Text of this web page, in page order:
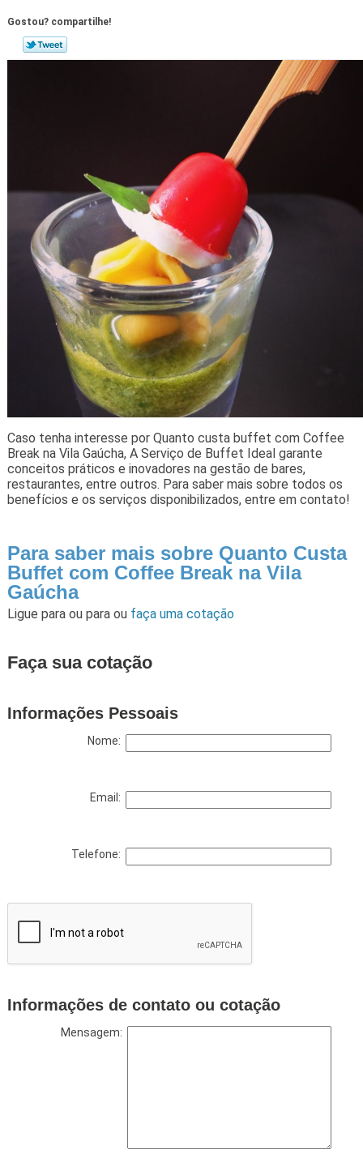
Gostou? compartilhe!
Caso tenha interesse por Quanto custa buffet com Coffee
Break na Vila Gaúcha, A Serviço de Buffet Ideal garante
conceitos práticos e inovadores na gestão de bares,
restaurantes, entre outros. Para saber mais sobre todos os
benefícios e os serviços disponibilizados, entre em contato!
Para saber mais sobre Quanto Custa
Buffet com Coffee Break na Vila
Gaúcha
Ligue para ou para ou faça uma cotação
Faça sua cotação
Informações Pessoais
Nome:
Email:
Telefone:
Informações de contato ou cotação
Mensagem: